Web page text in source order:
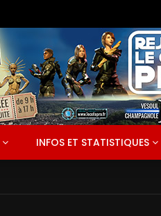
INFOS ET STATISTIQUES